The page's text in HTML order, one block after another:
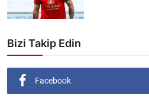
Bizi Takip Edin
Facebook